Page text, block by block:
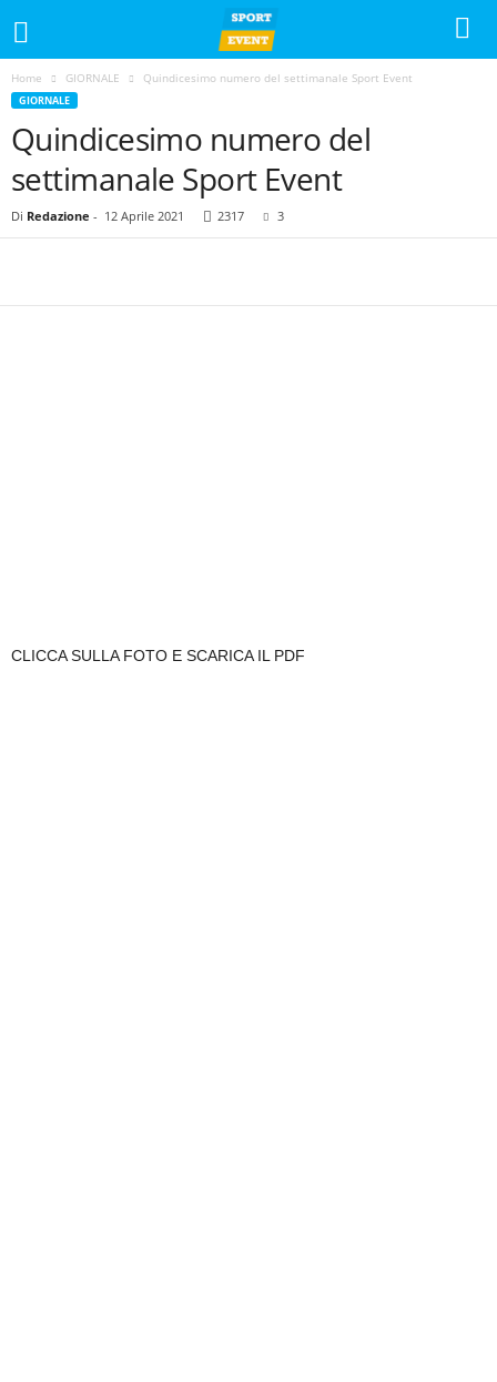
Home GIORNALE Quindicesimo numero del settimanale Sport Event
GIORNALE
Quindicesimo numero del
settimanale Sport Event
Di Redazione - 12 Aprile 2021 2317 3
CLICCA SULLA FOTO E SCARICA IL PDF